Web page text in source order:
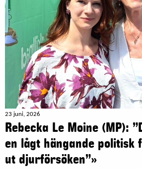
23 juni, 2026
Rebecka Le Moine (MP):
en lågt hängande politisk
ut djurförsöken”»